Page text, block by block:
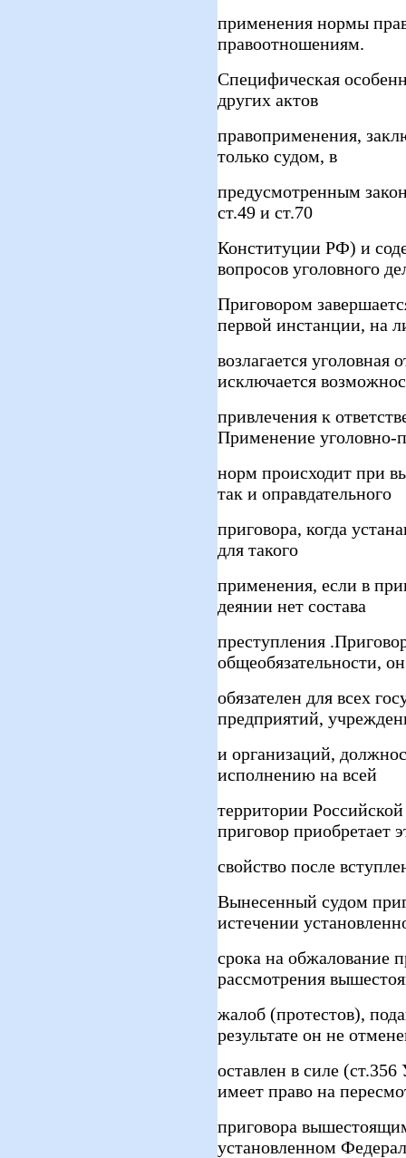
применения нормы
правоотношениям.
Специфическая
других актов
правоприменения,
только судом, в
предусмотренным
ст.49 и ст.70
Конституции РФ) и
вопросов уголовного
Приговором
первой инстанции, на
возлагается уголовная
исключается
привлечения к
Применение уголовно-
норм происходит при
так и оправдательного
приговора, когда
для такого
применения, если в
деянии нет состава
преступления
общеобязательности, он
обязателен для всех
предприятий,
и организаций,
исполнению на всей
территории
приговор приобретает
свойство после
Вынесенный судом
истечении
срока на обжалование
рассмотрения
жалоб (протестов),
результате он не
оставлен в силе
имеет право на
приговора
установленном